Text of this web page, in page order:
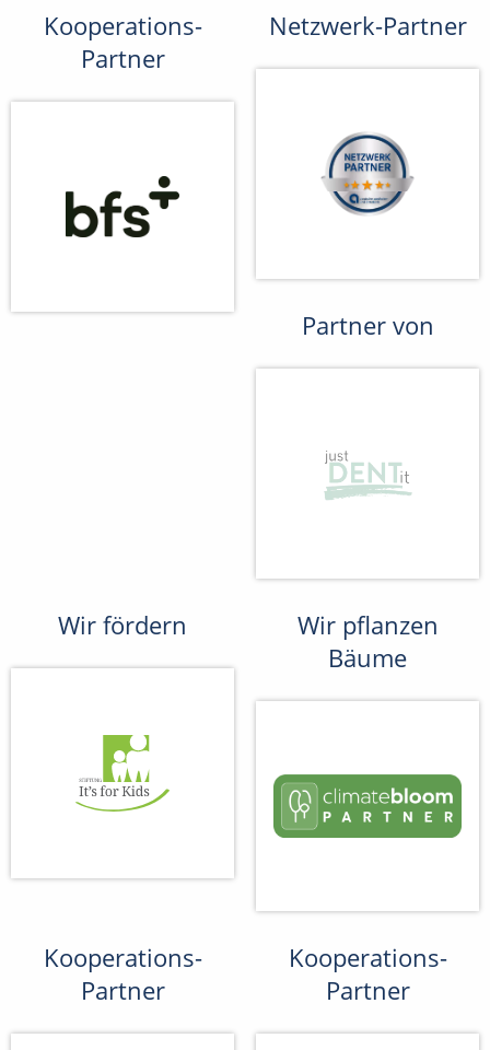
Kooperations-
Partner
Netzwerk-Partner
Partner von
Wir fördern
Wir pflanzen
Bäume
Kooperations-
Partner
Kooperations-
Partner